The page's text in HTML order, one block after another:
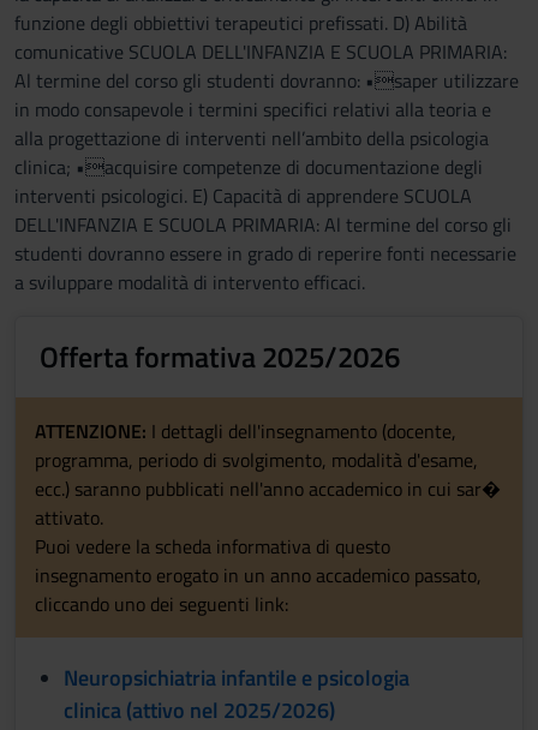
funzione degli obbiettivi terapeutici prefissati. D) Abilità
comunicative SCUOLA DELL'INFANZIA E SCUOLA PRIMARIA:
Al termine del corso gli studenti dovranno: •saper utilizzare
in modo consapevole i termini specifici relativi alla teoria e
alla progettazione di interventi nell’ambito della psicologia
clinica; •acquisire competenze di documentazione degli
interventi psicologici. E) Capacità di apprendere SCUOLA
DELL'INFANZIA E SCUOLA PRIMARIA: Al termine del corso gli
studenti dovranno essere in grado di reperire fonti necessarie
a sviluppare modalità di intervento efficaci.
Offerta formativa 2025/2026
ATTENZIONE: I dettagli dell'insegnamento (docente,
programma, periodo di svolgimento, modalità d'esame,
ecc.) saranno pubblicati nell'anno accademico in cui sar�
attivato.
Puoi vedere la scheda informativa di questo
insegnamento erogato in un anno accademico passato,
cliccando uno dei seguenti link:
Neuropsichiatria infantile e psicologia
clinica (attivo nel 2025/2026)